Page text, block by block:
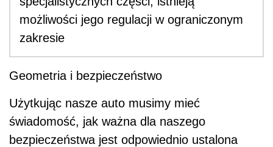
możliwości jego regulacji w ograniczonym
zakresie
Geometria i bezpieczeństwo
Użytkując nasze auto musimy mieć
świadomość, jak ważna dla naszego
bezpieczeństwa jest odpowiednio ustalona